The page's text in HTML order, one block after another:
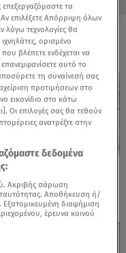
Γαλλία Και
επεξεργαζόμαστε τα
επιλέξετε Απόρριψη όλων
τεχνολογίες θα
ορισμένο
βλέπετε ενδέχεται να
αυτό το
τη συναίνεσή σας
προτιμήσεων στο
εικονίδιο στο κάτω
Οι επιλογές σας θα τεθούν
ανατρέξτε στην
δεδομένα
Ακριβής σάρωση
Αποθήκευση ή/
διαφήμιση
έρευνα κοινού